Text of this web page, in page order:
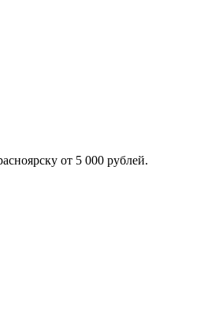
от 5 000 рублей.